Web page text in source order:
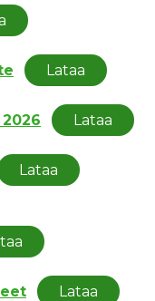
Lataa
Lataa
Lataa
Lataa